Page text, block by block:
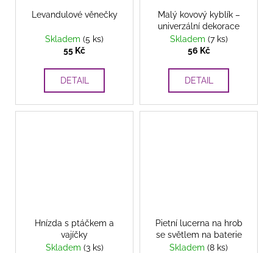
Levandulové věnečky
Skladem (5 ks)
55 Kč
DETAIL
Malý kovový kyblík –
univerzální dekorace
Skladem (7 ks)
56 Kč
DETAIL
Hnízda s ptáčkem a
vajíčky
Skladem (3 ks)
Pietní lucerna na hrob
se světlem na baterie
Skladem (8 ks)